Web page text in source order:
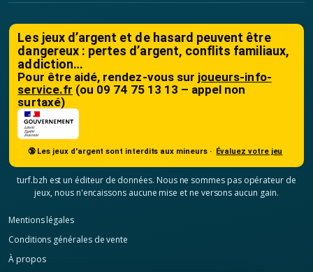
Les jeux d’argent et de hasard peuvent être
dangereux : pertes d’argent, conflits familiaux,
addiction…
Pour être aidé, rendez-vous sur joueurs-info-
service.fr (ou 09 74 75 13 13 – appel non
surtaxé)
🔞 Les jeux d'argent sont interdits aux mineurs · Évaluez votre jeu
turf.bzh est un éditeur de données. Nous ne sommes pas opérateur de
jeux, nous n'encaissons aucune mise et ne versons aucun gain.
Mentions légales
Conditions générales de vente
À propos